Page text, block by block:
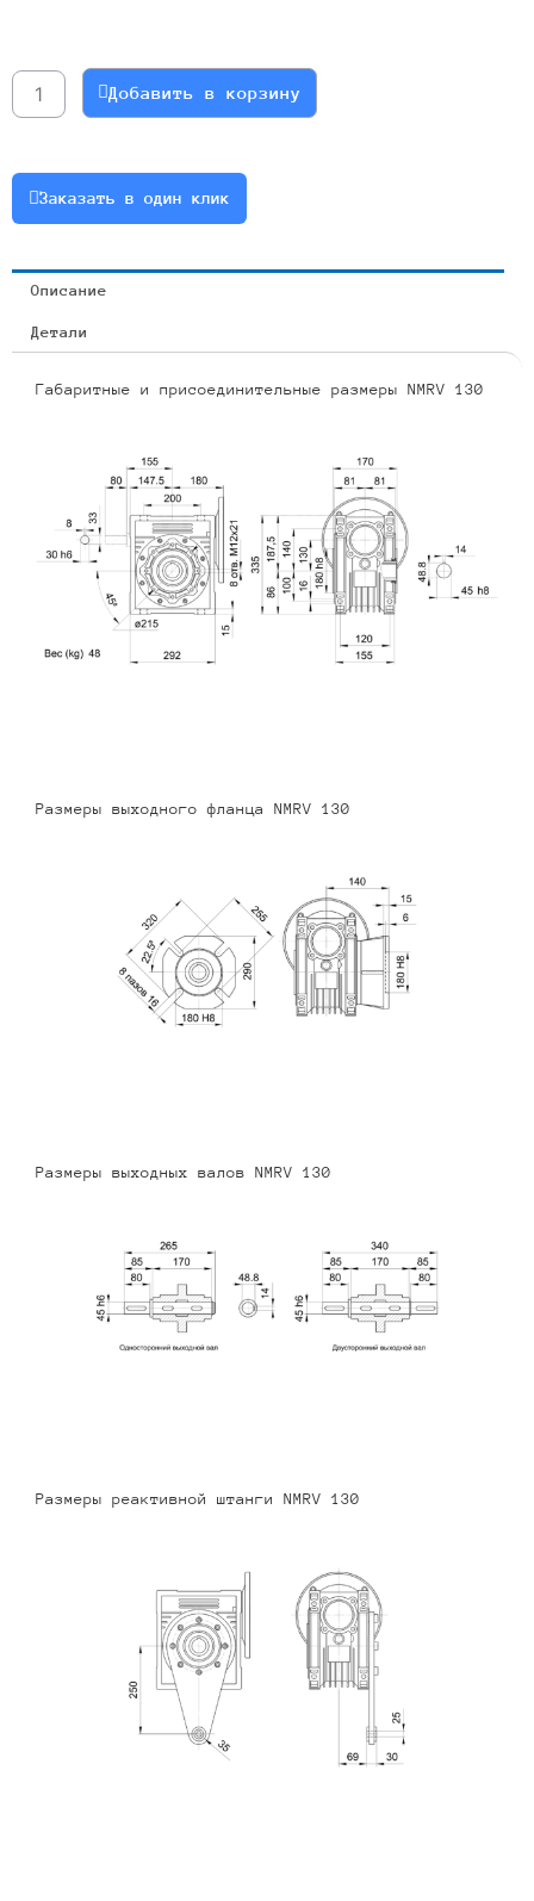
NMRV130-
10-
Добавить в корзину
Заказать в один клик
Описание
Детали
Габаритные и присоединительные размеры NMRV 130
Размеры выходного фланца NMRV 130
Размеры выходных валов NMRV 130
Размеры реактивной штанги NMRV 130